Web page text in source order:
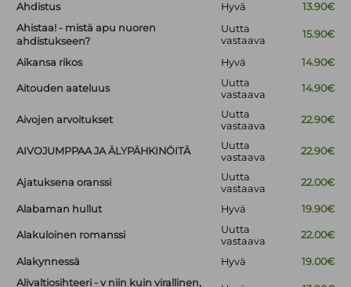
Ahdistus Hyvä
13.90€
Ahistaa! - mistä apu nuoren
ahdistukseen?
Uutta
vastaava
15.90€
Aikansa rikos Hyvä 14.90€
Aitouden aateluus
Uutta
vastaava
14.90€
Aivojen arvoitukset
Uutta
vastaava
22.90€
AIVOJUMPPAA JA ÄLYPÄHKINÖITÄ
Uutta
vastaava
22.90€
Ajatuksena oranssi
Uutta
vastaava
22.00€
Alabaman hullut Hyvä 19.90€
Alakuloinen romanssi
Uutta
vastaava
22.00€
Alakynnessä Hyvä
19.00€
Alivaltiosihteeri - v niin kuin virallinen,